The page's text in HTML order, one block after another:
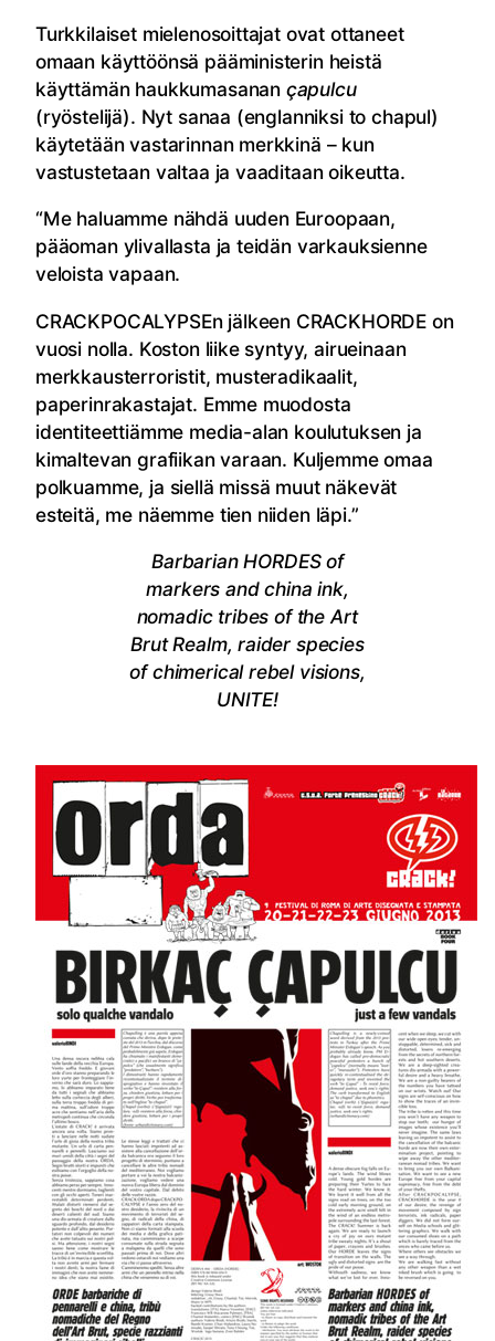
Turkkilaiset mielenosoittajat ovat ottaneet
omaan käyttöönsä pääministerin heistä
käyttämän haukkumasanan çapulcu
(ryöstelijä). Nyt sanaa (englanniksi to chapul)
käytetään vastarinnan merkkinä – kun
vastustetaan valtaa ja vaaditaan oikeutta.
“Me haluamme nähdä uuden Euroopaan,
pääoman ylivallasta ja teidän varkauksienne
veloista vapaan.
CRACKPOCALYPSEn jälkeen CRACKHORDE on
vuosi nolla. Koston liike syntyy, airueinaan
merkkausterroristit, musteradikaalit,
paperinrakastajat. Emme muodosta
identiteettiämme media-alan koulutuksen ja
kimaltevan grafiikan varaan. Kuljemme omaa
polkuamme, ja siellä missä muut näkevät
esteitä, me näemme tien niiden läpi.”
Barbarian HORDES of
markers and china ink,
nomadic tribes of the Art
Brut Realm, raider species
of chimerical rebel visions,
UNITE!